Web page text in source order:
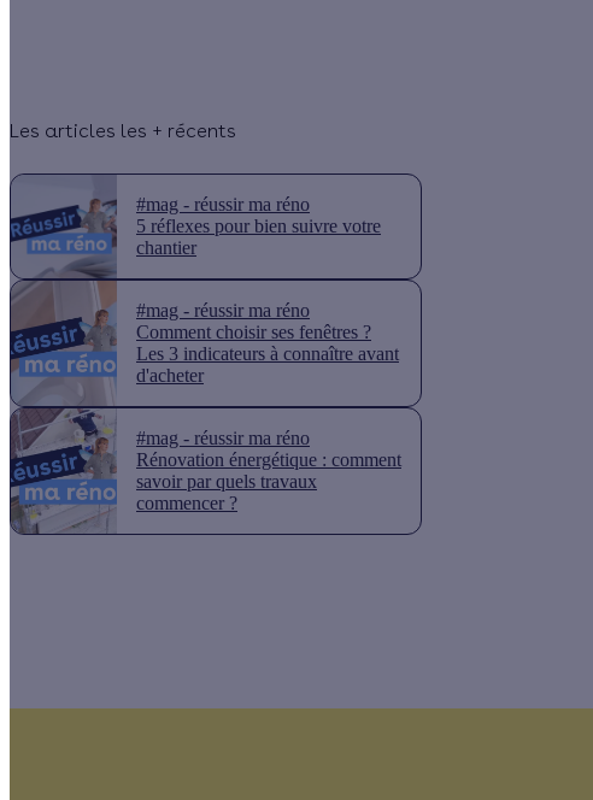
Les articles les + récents
#mag - réussir ma réno
5 réflexes pour bien suivre votre
chantier
#mag - réussir ma réno
Comment choisir ses fenêtres ?
Les 3 indicateurs à connaître avant
d'acheter
#mag - réussir ma réno
Rénovation énergétique : comment
savoir par quels travaux
commencer ?